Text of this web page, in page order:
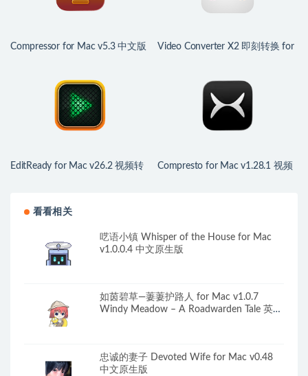
Compressor for Mac v5.3 中文版
Video Converter X2 即刻转换 for
EditReady for Mac v26.2 视频转
Compresto for Mac v1.28.1 视频
看看相关
呓语小镇 Whisper of the House for Mac
v1.0.0.4 中文原生版
如茵碧草—萋萋护路人 for Mac v1.0.7
Windy Meadow – A Roadwarden Tale 英文
忠诚的妻子 Devoted Wife for Mac v0.48
中文原生版